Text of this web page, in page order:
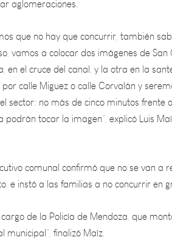
no hay que concurrir, también
vamos a colocar dos imágenes de
el cruce del canal, y la otra en la
calle Miguez o calle Corvalán y
no más de cinco minutos
tocar la imagen”, explicó Luis
comunal confirmó que no se van a
instó a las familias a no concurrir
de la Policía de Mendoza, que
finalizó Maíz.